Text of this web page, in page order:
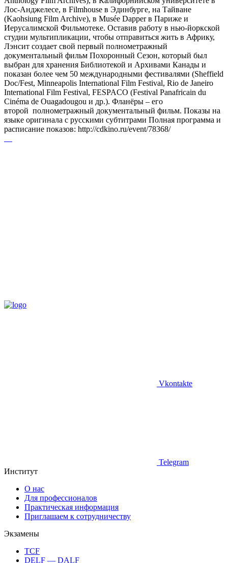
Лос-Анджелесе, в Filmhouse в Эдинбурге, на Тайване
(Kaohsiung Film Archive), в Musée Dapper в Париже и
Иерусалимской Фильмотеке. Оставив работу в нью-йоркской
студии мультипликации, чтобы отправиться жить в Африку,
Лэнсит создает свой первый полнометражный
документальный фильм Похоронный Сезон, который был
выбран для хранения Библиотекой и Архивами Канады и
показан более чем 50 международными фестивалями (Sheffield
Doc/Fest, Minneapolis International Film Festival, Rio de Janeiro
International Film Festival, FESPACO (Festival Panafricain du
Cinéma de Ouagadougou и др.). Фланёры – его
второй полнометражный документальный фильм. Показы на
языке оригинала с русскими субтитрами Полная программа и
расписание показов: http://cdkino.ru/event/78368/
Vkontakte
Telegram
Институт
О нас
Для профессионалов
Практическая информация
Приглашаем к сотрудничеству
Экзамены
TCF
DELF — DALF